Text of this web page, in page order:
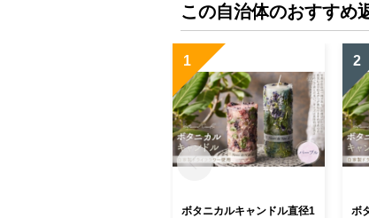
この自治体のおすすめ
1
ボタニカルキャンドル直径1
2
ボ